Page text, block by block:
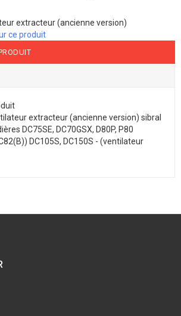
extracteur (ancienne version)
ce produit
extracteur (ancienne version) sibral
DC75SE, DC70GSX, D80P, P80
DC105S, DC150S - (ventilateur